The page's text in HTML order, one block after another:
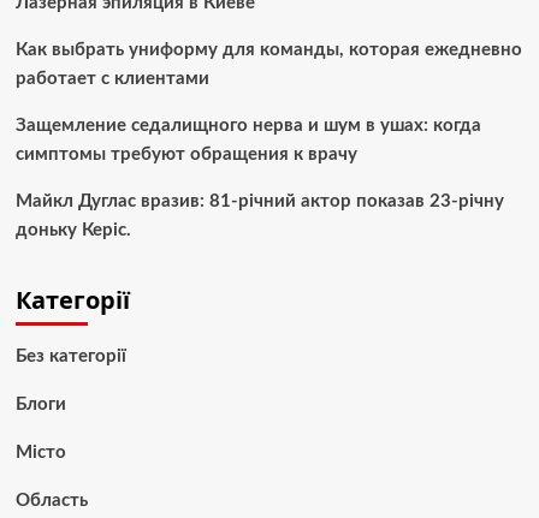
Как выбрать униформу для команды, которая ежедневно
работает с клиентами
Защемление седалищного нерва и шум в ушах: когда
симптомы требуют обращения к врачу
Майкл Дуглас вразив: 81-річний актор показав 23-річну
доньку Керіс.
Категорії
Без категорії
Блоги
Місто
Область